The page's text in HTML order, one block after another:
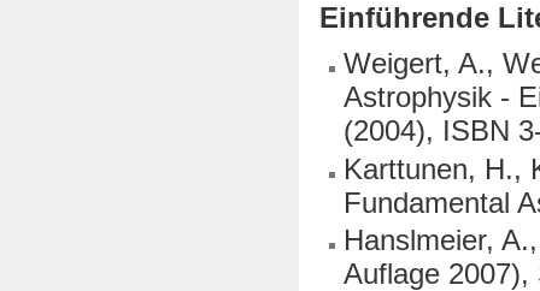
Einführende
Weigert, A.,
Astrophysik -
(2004), ISBN
Karttunen, H.,
Fundamental
Hanslmeier,
Auflage 2007),